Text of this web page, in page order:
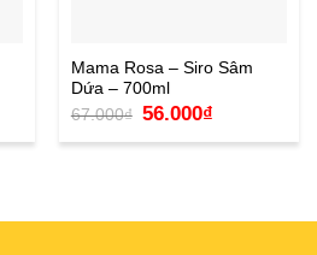
Mama Rosa – Siro Sâm
Dứa – 700ml
67.000₫
Giá
gốc
là:
56.000₫Giá
hiện
tại